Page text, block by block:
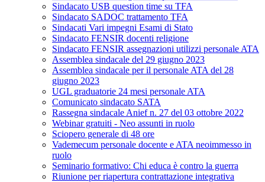
Sindacato USB question time su TFA
Sindacato SADOC trattamento TFA
Sindacati Vari impegni Esami di Stato
Sindacato FENSIR docenti religione
Sindacato FENSIR assegnazioni utilizzi personale ATA
Assemblea sindacale del 29 giugno 2023
Assemblea sindacale per il personale ATA del 28
giugno 2023
UGL graduatorie 24 mesi personale ATA
Comunicato sindacato SATA
Rassegna sindacale Anief n. 27 del 03 ottobre 2022
Webinar gratuiti - Neo assunti in ruolo
Sciopero generale di 48 ore
Vademecum personale docente e ATA neoimmesso in
ruolo
Seminario formativo: Chi educa è contro la guerra
Riunione per riapertura contrattazione integrativa